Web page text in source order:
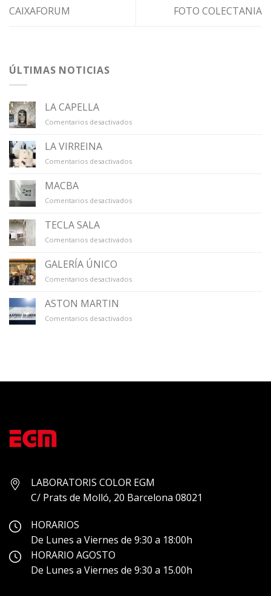
CAIXAFORUM FOTO COLECTANIA
ÚLTIMAS NOTICIAS
LA CAPELLA
Comentarios desactivadosen
LA VIRREINA
Comentarios desactivadosen
MACBA
Comentarios desactivadosen
TECLA SALA
Comentarios desactivadosen
GALERÍA ÚNICO
Comentarios desactivadosen
ASTON MARTIN
Comentarios desactivadosen
LABORATORIS COLOR EGM
C/ Prats de Molló, 20 Barcelona 08021
HORARIOS
De Lunes a Viernes de 9:30 a 18:00h
HORARIO AGOSTO
De Lunes a Viernes de 9:30 a 15.00h